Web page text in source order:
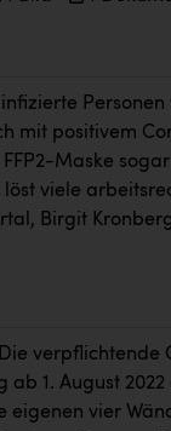
Personen
mit positivem
Maske
viele
Birgit
Die verpflichtende
1. August
vier